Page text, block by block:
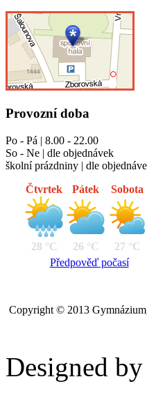
Provozní doba
Po - Pá | 8.00 - 22.00
So - Ne | dle objednávek
školní prázdniny | dle
Čtvrtek
28 °C
Pátek
26 °C
Sobota
27 °C
Předpověď počasí
Copyright © 2013
Designed by